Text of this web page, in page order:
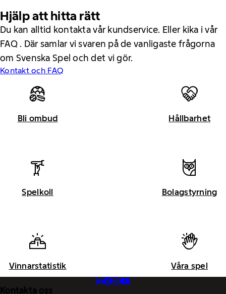
Hjälp att hitta rätt
Du kan alltid kontakta vår kundservice. Eller kika i vår
FAQ . Där samlar vi svaren på de vanligaste frågorna
om Svenska Spel och det vi gör.
Kontakt och FAQ
Bli ombud Hållbarhet
Spelkoll Bolagstyrning
Vinnarstatistik Våra spel
Kontakta oss